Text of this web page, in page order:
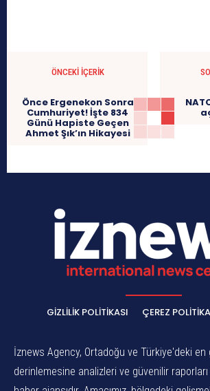
ÖNCEKI İÇERIK
Önce Ergenekon Sonra
Cumhuriyet! İşte 834
Günü Hapiste Geçen
Ahmet Şık’ın Hikayesi
GIZLILIK POLITIKASI ÇEREZ
İznews Agency, Ortadoğu ve Türkiye'deki
derinlemesine analizleri ve güvenilir raporları